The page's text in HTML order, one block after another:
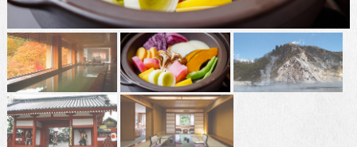
いつも登別 石水亭をご利用いただき、誠にあ
りがとうございます。 ～石水亭のIns…